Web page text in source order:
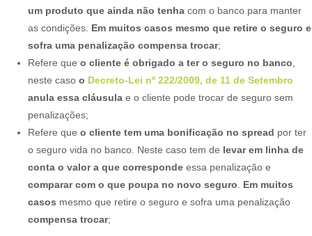
um produto que ainda não tenha com o banco para manter
as condições. Em muitos casos mesmo que retire o seguro e
sofra uma penalização compensa trocar;
Refere que o cliente é obrigado a ter o seguro no banco
neste caso o Decreto-Lei nº 222/2009, de 11 de Setembro
anula essa cláusula e o cliente pode trocar de seguro sem
penalizações;
Refere que o cliente tem uma bonificação no spread por ter
o seguro vida no banco. Neste caso tem de levar em linha de
conta o valor a que corresponde essa penalização e
comparar com o que poupa no novo seguro
Em muitos
casos mesmo que retire o seguro e sofra uma penalização
compensa trocar;